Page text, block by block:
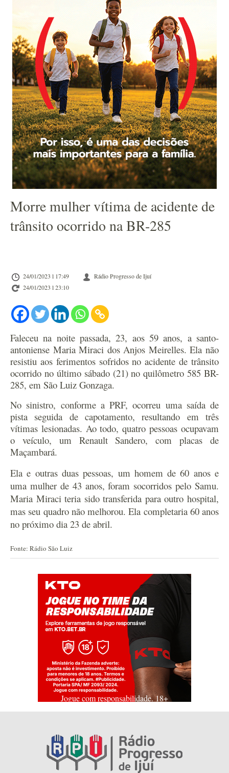
Morre mulher vítima de acidente de
trânsito ocorrido na BR-285
24/01/2023 l 17:49
Rádio Progresso de Ijuí
24/01/2023 l 23:10
Faleceu na noite passada, 23, aos 59 anos, a santo-
antoniense Maria Miraci dos Anjos Meirelles. Ela não
resistiu aos ferimentos sofridos no acidente de trânsito
ocorrido no último sábado (21) no quilômetro 585 BR-
285, em São Luiz Gonzaga.
No sinistro, conforme a PRF, ocorreu uma saída de
pista seguida de capotamento, resultando em três
vítimas lesionadas. Ao todo, quatro pessoas ocupavam
o veículo, um Renault Sandero, com placas de
Maçambará.
Ela e outras duas pessoas, um homem de 60 anos e
uma mulher de 43 anos, foram socorridos pelo Samu.
Maria Miraci teria sido transferida para outro hospital,
mas seu quadro não melhorou. Ela completaria 60 anos
no próximo dia 23 de abril.
Fonte: Rádio São Luiz
Jogue com responsabilidade. 18+